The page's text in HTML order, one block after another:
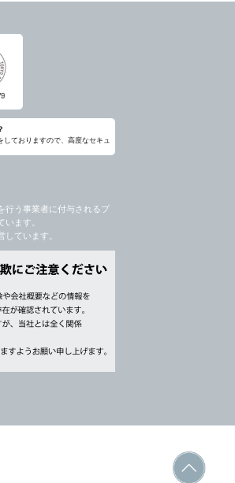
しておりますので、高度なセキュ
行う事業者に付与されるプ
ます。
ています。